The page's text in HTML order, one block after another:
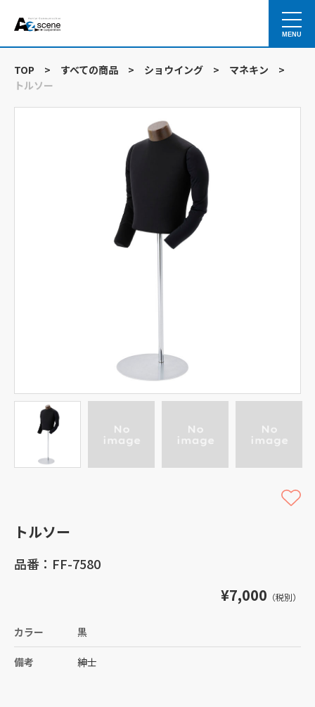
MENU
TOP > すべての商品 > ショウイング > マネキン
>
トルソー
トルソー
品番：FF-7580
¥7,000 （税別）
カラー 黒
備考 紳士